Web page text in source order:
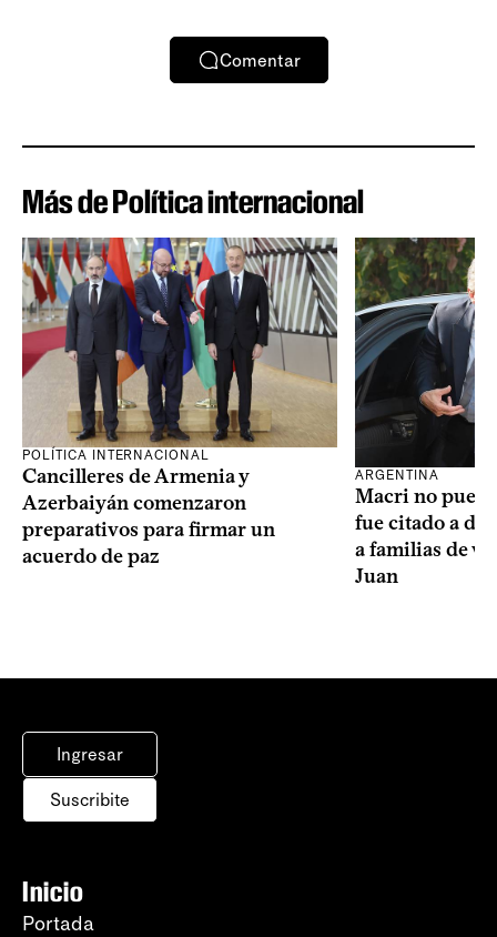
Comentar
Más de Política internacional
POLÍTICA INTERNACIONAL
Cancilleres de Armenia y
Azerbaiyán comenzaron
preparativos para firmar un
acuerdo de paz
ARGENTINA
Macri no
fue citado a
a familias de
Juan
Ingresar
Suscribite
Inicio
Portada